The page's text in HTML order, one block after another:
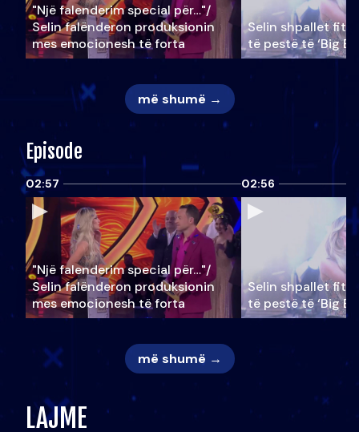
"Një falenderim special për…"/
Selin falënderon produksionin
mes emocionesh të forta
Selin shpallet
të pestë të ‘Big
më shumë →
Episode
02:57
"Një falenderim special për…"/
Selin falënderon produksionin
mes emocionesh të forta
02:56
Selin shpallet
të pestë të ‘Big
më shumë →
LAJME